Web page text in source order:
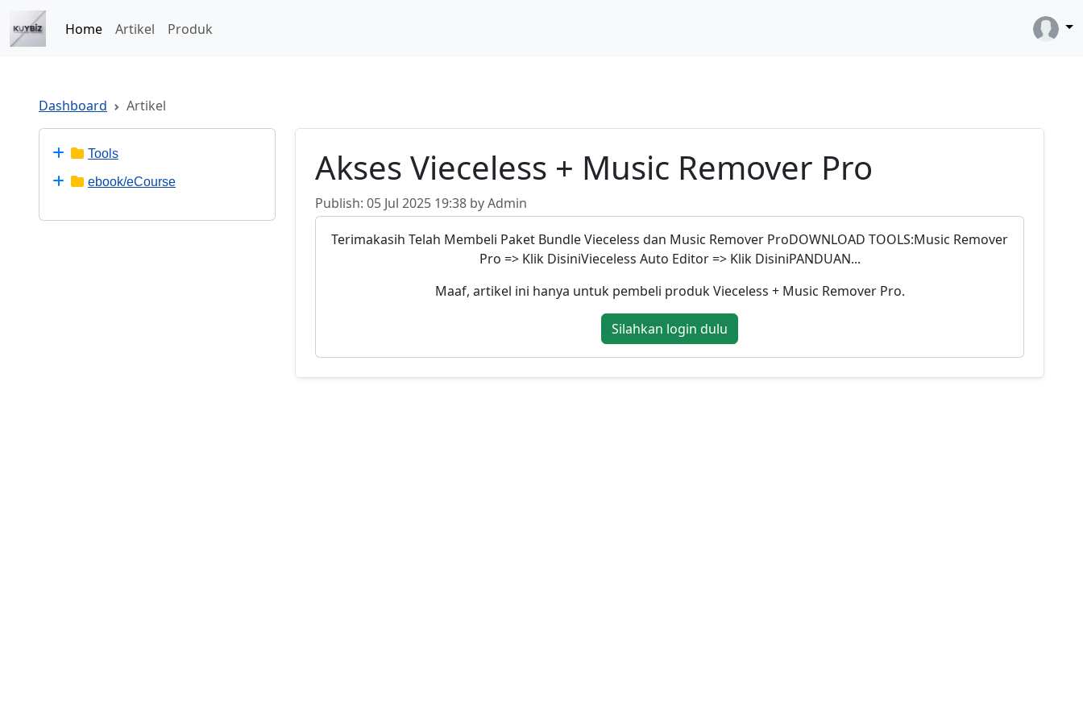
Home Artikel Produk
Dashboard Artikel
Akses Vieceless + Music Remover Pro
Publish: 05 Jul 2025 19:38 by Admin
Terimakasih Telah Membeli Paket Bundle Vieceless dan Music Remover ProDOWNLOAD TOOLS:Music Remover
Pro => Klik DisiniVieceless Auto Editor => Klik DisiniPANDUAN...
Maaf, artikel ini hanya untuk pembeli produk Vieceless + Music Remover Pro.
Silahkan login dulu
Tools
ebook/eCourse